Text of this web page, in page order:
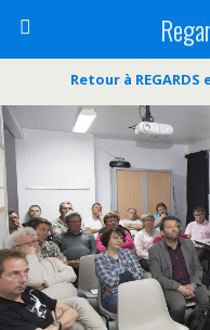
Retour à